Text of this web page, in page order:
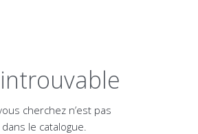
cherchez n’est pas
le catalogue.